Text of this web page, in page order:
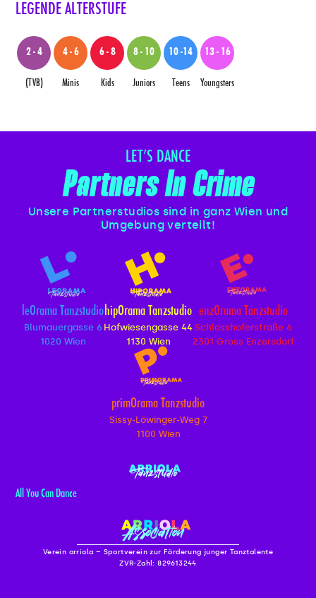
LEGENDE ALTERSTUFE
2 - 4
(TVB)
4 - 6
Minis
6 - 8
Kids
8 - 10
Juniors
10 -14
Teens
13 - 16
Youngsters
LET’S DANCE
Partners In Crime
Unsere Partnerstudios sind in ganz Wien und
Umgebung verteilt!
leOrama Tanzstudio
Blumauergasse 6
1020 Wien
hipOrama Tanzstudio
Hofwiesengasse 44
1130 Wien
enzOrama Tanzstudio
Schlosshoferstraße 6
2301 Gross Enzersdorf
primOrama Tanzstudio
Sissy-Löwinger-Weg 7
1100 Wien
All You Can Dance
Verein arriola – Sportverein zur Förderung junger Tanztalente
ZVR-Zahl: 829613244